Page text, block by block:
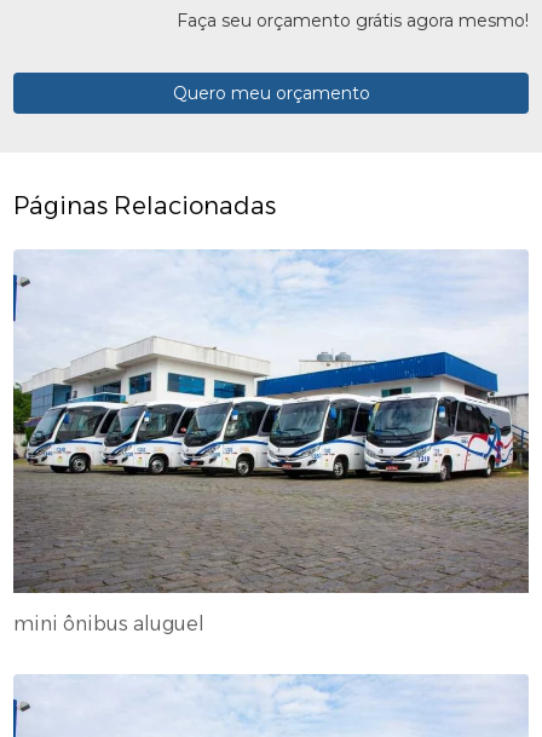
Faça seu orçamento grátis agora mesmo!
Quero meu orçamento
Páginas Relacionadas
mini ônibus aluguel